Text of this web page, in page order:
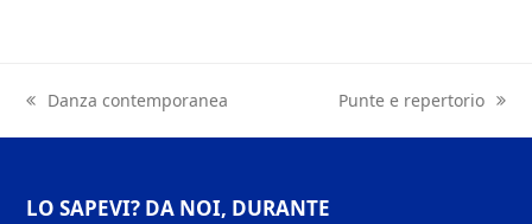
previous
Danza contemporanea
next
Punte e repertorio
LO SAPEVI? DA NOI, DURANTE